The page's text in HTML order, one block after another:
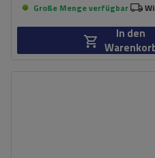
Große Menge verfügbar
In den